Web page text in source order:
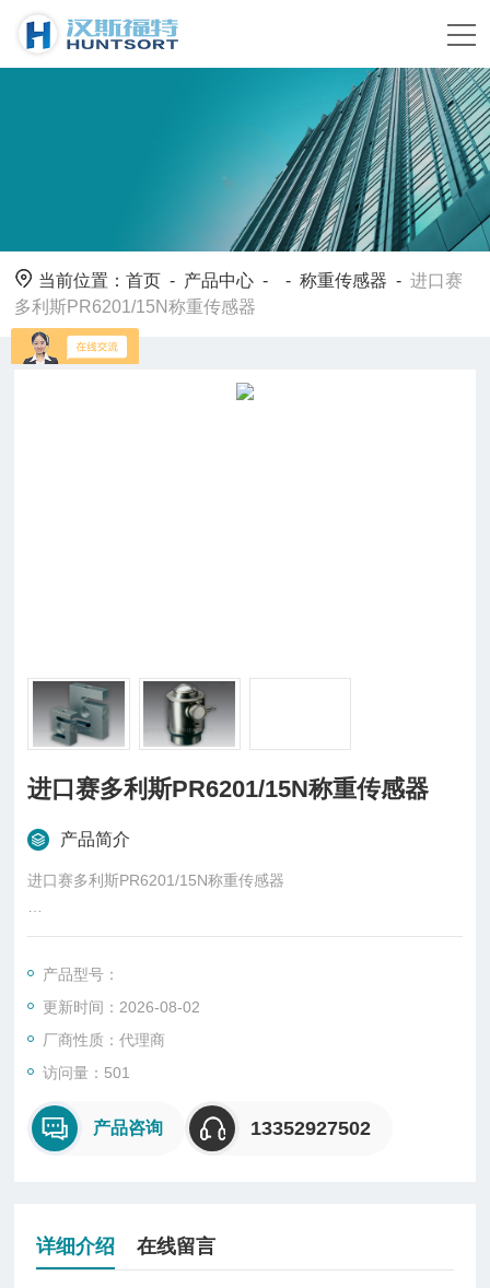
当前位置：首页 - 产品中心 - -称重传感器 -进口赛
多利斯PR6201/15N称重传感器
进口赛多利斯PR6201/15N称重传感器
产品简介
进口赛多利斯PR6201/15N称重传感器
概述
一种将质量信号转变为可测量的电信号输出的装置，主要有S
型、悬臂型、轮辐式、板环式、膜盒式、桥式、柱筒式等几种样
式。
产品型号：
更新时间：2026-08-02
厂商性质：代理商
访问量：501
产品咨询 13352927502
详细介绍 在线留言